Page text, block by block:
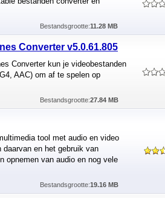
Bestandsgrootte:11.28 MB
Converter v5.0.61.805
Converter kun je videobestanden
AAC) om af te spelen op
Bestandsgrootte:27.84 MB
tool met audio en video
en het gebruik van
opnemen van audio en nog vele
Bestandsgrootte:19.16 MB